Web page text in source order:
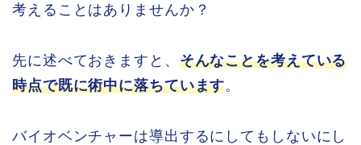
考えることはありませんか？
先に述べておきますと、 そんなことを考えている
時点で既に術中に落ちています。
バイオベンチャーは導出するにしてもしないにし